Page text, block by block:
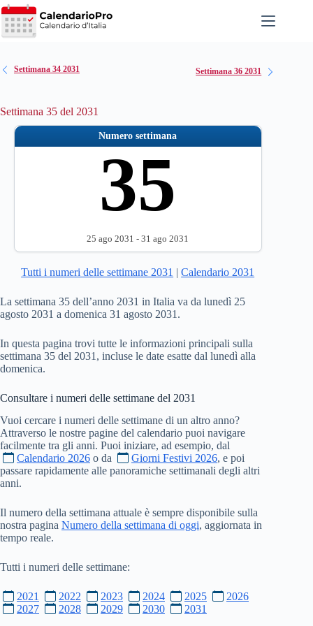
Salta
al
contenuto
Settimana 34 2031 Settimana 36 2031
Settimana 35 del 2031
Numero settimana
35
25 ago 2031 - 31 ago 2031
Tutti i numeri delle settimane 2031 |Calendario 2031
La settimana 35 dell’anno 2031 in Italia va da lunedì 25
agosto 2031 a domenica 31 agosto 2031.
In questa pagina trovi tutte le informazioni principali sulla
settimana 35 del 2031, incluse le date esatte dal lunedì alla
domenica.
Consultare i numeri delle settimane del 2031
Vuoi cercare i numeri delle settimane di un altro anno?
Attraverso le nostre pagine del calendario puoi navigare
facilmente tra gli anni. Puoi iniziare, ad esempio, dal
Calendario 2026 o da Giorni Festivi 2026, e poi
passare rapidamente alle panoramiche settimanali degli altri
anni.
Il numero della settimana attuale è sempre disponibile sulla
nostra pagina Numero della settimana di oggi, aggiornata in
tempo reale.
Tutti i numeri delle settimane:
2021 2022 2023 2024 2025
2026
2027
2028 2029 2030 2031